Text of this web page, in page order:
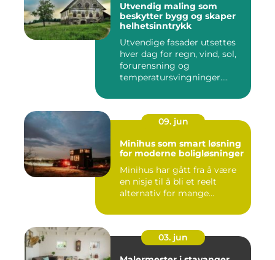
Utvendig maling som
beskytter bygg og skaper
helhetsinntrykk
Utvendige fasader utsettes
hver dag for regn, vind, sol,
forurensning og
temperatursvingninger.
09. jun
Minihus som smart løsning
for moderne boligløsninger
Minihus har gått fra å være
en nisje til å bli et reelt
alternativ for mange...
03. jun